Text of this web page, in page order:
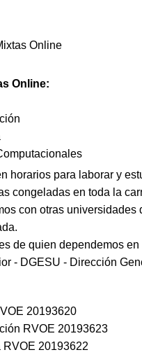
Online
Online:
horarios para laborar y
congeladas en toda la
con otras
de quien dependemos
- DGESU - Dirección
20193620
RVOE 20193623
RVOE 20193622